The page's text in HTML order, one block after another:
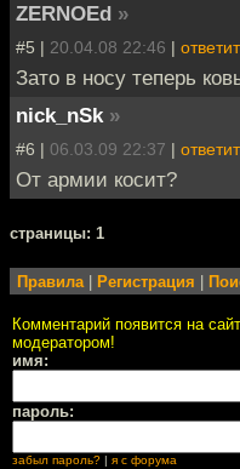
ZERNOEd »
#5 | 20.04.08 22:46 |
Зато в носу теперь
nick_nSk »
#6 | 06.03.09 22:37 |
От армии косит?
cтраницы: 1
Правила| Регистрация
Комментарий появится на
модератором!
имя:
пароль:
забыл пароль? | я с форума